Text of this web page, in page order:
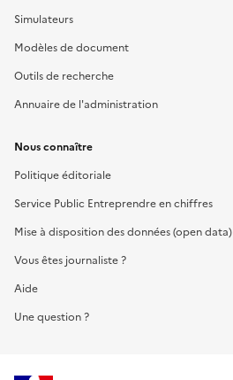
Simulateurs
Modèles de document
Outils de recherche
Annuaire de l'administration
Nous connaître
Politique éditoriale
Service Public Entreprendre en chiffres
Mise à disposition des données (open data)
Vous êtes journaliste ?
Aide
Une question ?